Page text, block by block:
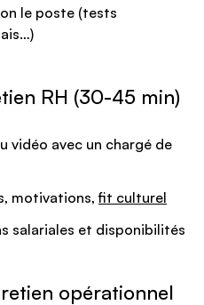
le poste (tests
RH (30-45 min)
vidéo avec un chargé de
motivations,fit culturel
salariales et disponibilités
opérationnel